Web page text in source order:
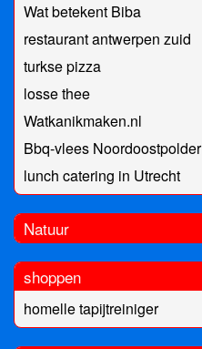
Wat betekent Biba
restaurant antwerpen zuid
turkse pizza
losse thee
Watkanikmaken.nl
Bbq-vlees Noordoostpolder
lunch catering in Utrecht
Natuur
shoppen
homelle tapijtreiniger